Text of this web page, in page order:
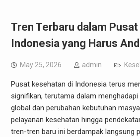
Tren Terbaru dalam
Indonesia yang Harus
May 25, 2026 admin
Pusat kesehatan di Indonesia terus
signifikan, terutama dalam
global dan perubahan kebutuhan
pelayanan kesehatan hingga
tren-tren baru ini berdampak langsung